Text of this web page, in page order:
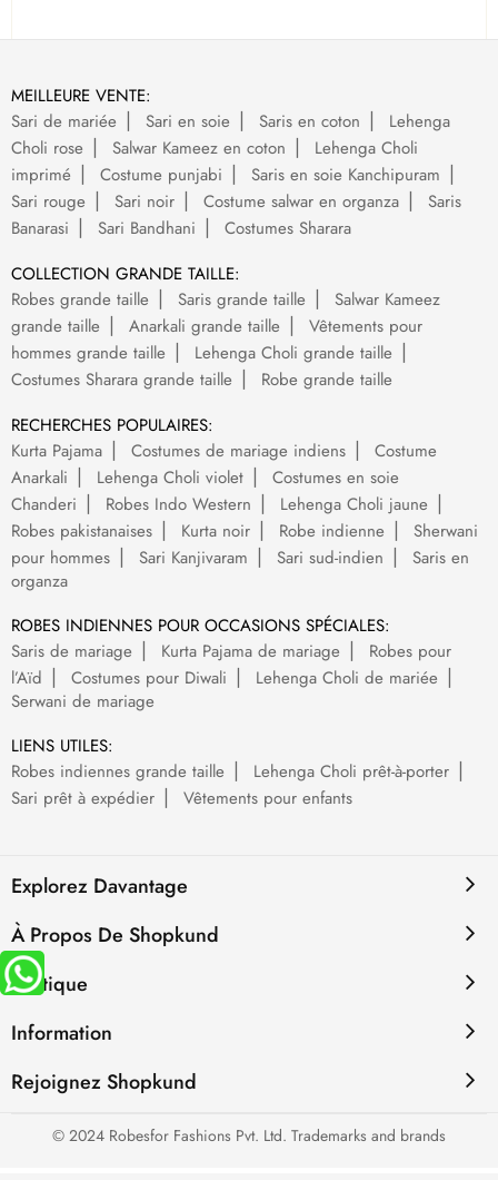
MEILLEURE VENTE:
Sari de mariée
Sari en soie Saris en coton
Lehenga
Choli rose
Salwar Kameez en coton
Lehenga Choli
imprimé
Costume punjabi
Saris en soie Kanchipuram
Sari rouge
Sari noir Costume salwar en organza
Saris
Banarasi
Sari Bandhani
Costumes Sharara
COLLECTION GRANDE TAILLE:
Robes grande taille
Saris grande taille
Salwar Kameez
grande taille
Anarkali grande taille
Vêtements pour
hommes grande taille
Lehenga Choli grande taille
Costumes Sharara grande taille
Robe grande taille
RECHERCHES POPULAIRES:
Kurta Pajama
Costumes de mariage indiens
Costume
Anarkali
Lehenga Choli violet
Costumes en soie
Chanderi
Robes Indo Western
Lehenga Choli jaune
Robes pakistanaises
Kurta noir Robe indienne
Sherwani
pour hommes
Sari Kanjivaram Sari sud-indien
Saris en
organza
ROBES INDIENNES POUR OCCASIONS SPÉCIALES:
Saris de mariage
Kurta Pajama de mariage
Robes pour
l’Aïd
Costumes pour Diwali
Lehenga Choli de mariée
Serwani de mariage
LIENS UTILES:
Robes indiennes grande taille
Lehenga Choli prêt-à-porter
Sari prêt à expédier
Vêtements pour enfants
Explorez Davantage
À Propos De Shopkund
Politique
Information
Rejoignez Shopkund
© 2024 Robesfor Fashions Pvt. Ltd. Trademarks and brands